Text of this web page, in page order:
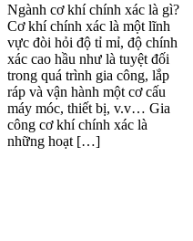
Ngành cơ khí chính xác là gì?
Cơ khí chính xác là một lĩnh
vực đòi hỏi độ tỉ mỉ, độ chính
xác cao hầu như là tuyệt đối
trong quá trình gia công, lắp
ráp và vận hành một cơ cấu
máy móc, thiết bị, v.v… Gia
công cơ khí chính xác là
những hoạt […]